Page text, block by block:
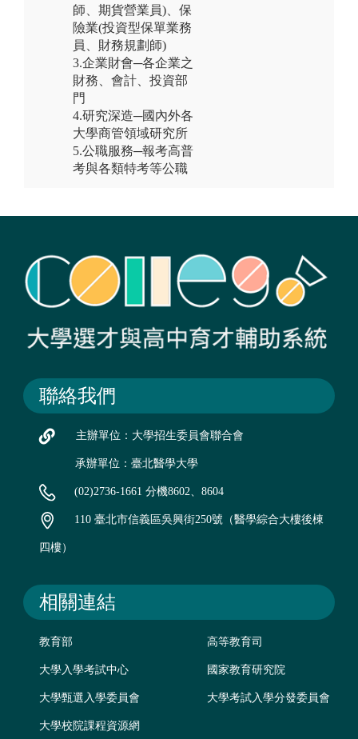
師、期貨營業員)、保
險業(投資型保單業務
員、財務規劃師)
3.企業財會─各企業之
財務、會計、投資部
門
4.研究深造─國內外各
大學商管領域研究所
5.公職服務─報考高普
考與各類特考等公職
聯絡我們
主辦單位：大學招生委員會聯合會
承辦單位：臺北醫學大學
(02)2736-1661 分機8602、8604
110 臺北市信義區吳興街250號（醫學綜合大樓後棟
四樓）
相關連結
教育部 高等教育司
大學入學考試中心 國家教育研究院
大學甄選入學委員會 大學考試入學分發委員會
大學校院課程資源網